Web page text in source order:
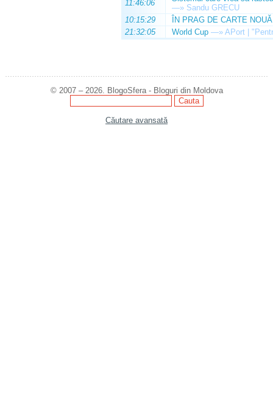
11:46:06
—» Sandu GRECU
10:15:29
ÎN PRAG DE CARTE NOUĂ
21:32:05
World Cup —» APort |
© 2007 – 2026. BlogoSfera - Bloguri din Moldova
Căutare avansată